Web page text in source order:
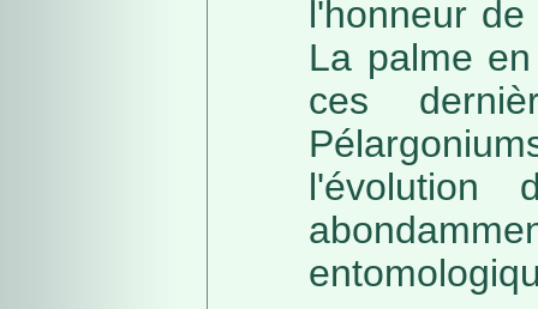
l'honneur
La palme
ces
l'évolution